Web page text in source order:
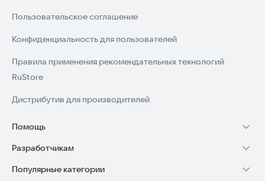
Пользовательское соглашение
Конфиденциальность для пользователей
Правила применения рекомендательных технологий
RuStore
Дистрибутив для производителей
Помощь
Установка RuStore на TV
Установка RuStore на телефон
Разработчикам
Зарабатывать с RuStore
Популярные категории